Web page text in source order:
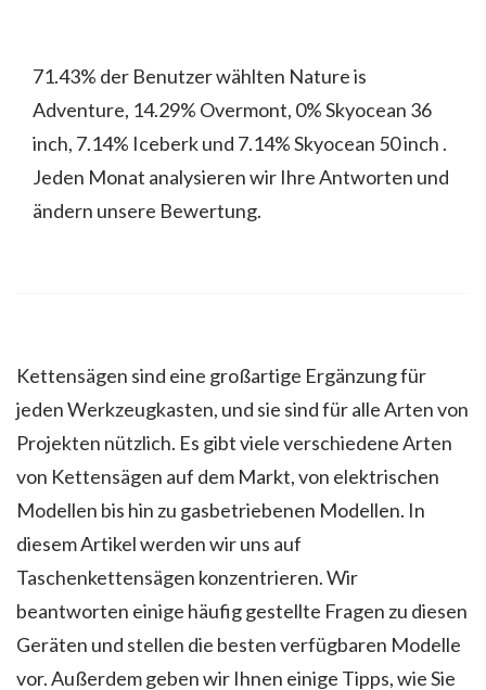
71.43% der Benutzer wählten Nature is
Adventure, 14.29% Overmont, 0% Skyocean 36
inch, 7.14% Iceberk und 7.14% Skyocean 50 inch .
Jeden Monat analysieren wir Ihre Antworten und
ändern unsere Bewertung.
Kettensägen sind eine großartige Ergänzung für
jeden Werkzeugkasten, und sie sind für alle Arten von
Projekten nützlich. Es gibt viele verschiedene Arten
von Kettensägen auf dem Markt, von elektrischen
Modellen bis hin zu gasbetriebenen Modellen. In
diesem Artikel werden wir uns auf
Taschenkettensägen konzentrieren. Wir
beantworten einige häufig gestellte Fragen zu diesen
Geräten und stellen die besten verfügbaren Modelle
vor. Außerdem geben wir Ihnen einige Tipps, wie Sie